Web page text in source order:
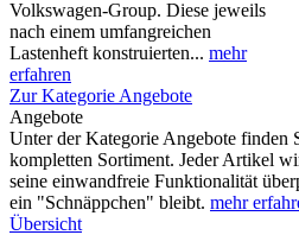
Volkswagen-Group. Diese jeweils
nach einem umfangreichen
Lastenheft konstruierten... mehr
erfahren
Zur Kategorie Angebote
Angebote
Unter der Kategorie Angebote finden
kompletten Sortiment. Jeder Artikel
seine einwandfreie Funktionalität
ein "Schnäppchen" bleibt. mehr
Übersicht